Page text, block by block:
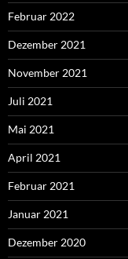
Februar 2022
Dezember 2021
November 2021
Juli 2021
Mai 2021
April 2021
Februar 2021
Januar 2021
Dezember 2020